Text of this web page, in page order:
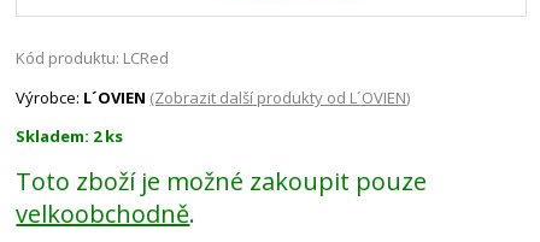
Kód produktu: LCRed
Výrobce: L´OVIEN (Zobrazit další produkty od L´OVIEN)
Skladem: 2 ks
Toto zboží je možné zakoupit pouze
velkoobchodně.